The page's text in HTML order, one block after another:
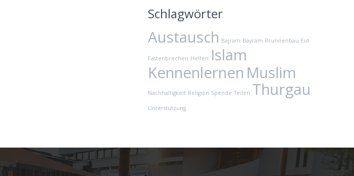
Schlagwörter
Austausch Bajram Bayram Brunnenbau Eid
Fastenbrechen Helfen Islam
Kennenlernen Muslim
Nachhaltigkeit Religion Spende Teilen Thurgau
Unterstützung